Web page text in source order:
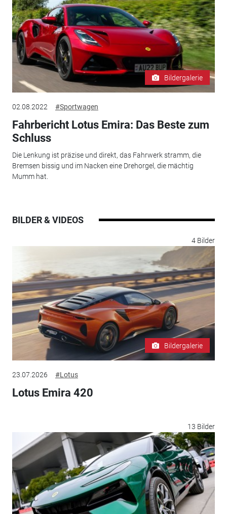
Bildergalerie
02.08.2022 #Sportwagen
Fahrbericht Lotus Emira: Das Beste zum
Schluss
Die Lenkung ist präzise und direkt, das Fahrwerk stramm, die
Bremsen bissig und im Nacken eine Drehorgel, die mächtig
Mumm hat.
BILDER & VIDEOS
4 Bilder
Bildergalerie
23.07.2026 #Lotus
Lotus Emira 420
13 Bilder